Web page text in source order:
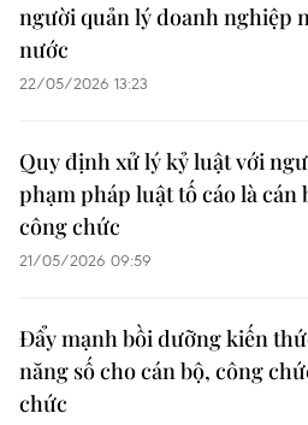
người quản lý doanh nghiệp
nước
22/05/2026 13:23
Quy định xử lý kỷ luật với
phạm pháp luật tố cáo là cán
công chức
21/05/2026 09:59
Đẩy mạnh bồi dưỡng kiến
năng số cho cán bộ, công
chức